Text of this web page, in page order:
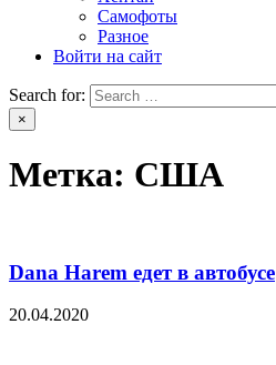
Самофоты
Разное
Войти на сайт
Search for:
×
Метка: США
Dana Harem едет в автобусе
20.04.2020